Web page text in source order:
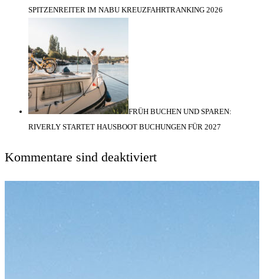
SPITZENREITER IM NABU KREUZFAHRTRANKING 2026
FRÜH BUCHEN UND SPAREN:
RIVERLY STARTET HAUSBOOT BUCHUNGEN FÜR 2027
Kommentare sind deaktiviert